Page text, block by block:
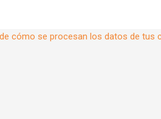
cómo se procesan los datos de tus